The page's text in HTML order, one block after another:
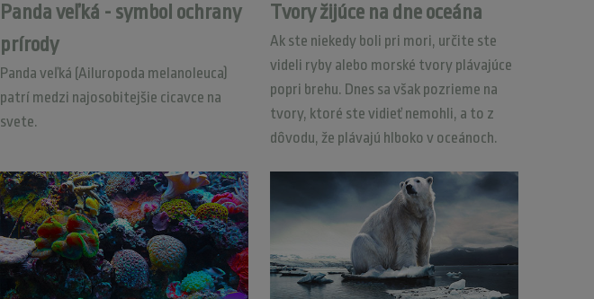
Panda veľká - symbol ochrany
prírody
Panda veľká (Ailuropoda melanoleuca)
patrí medzi najosobitejšie cicavce na
svete.
Tvory žijúce na dne oceána
Ak ste niekedy boli pri mori, určite ste
videli ryby alebo morské tvory plávajúce
popri brehu. Dnes sa však pozrieme na
tvory, ktoré ste vidieť nemohli, a to z
dôvodu, že plávajú hlboko v oceánoch.